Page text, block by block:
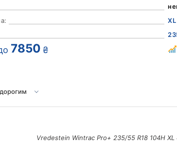
XL
7850 ₴
Vredestein Wintrac Pro+ 235/55 R18 104H XL